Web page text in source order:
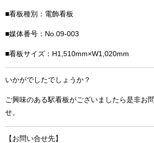
■看板種別：電飾看板
■媒体番号：No.09-003
■看板サイズ：H1,510mm×W1,020mm
いかがでしたでしょうか？
ご興味のある駅看板がございましたら是非お
せ。
【お問い合せ先】